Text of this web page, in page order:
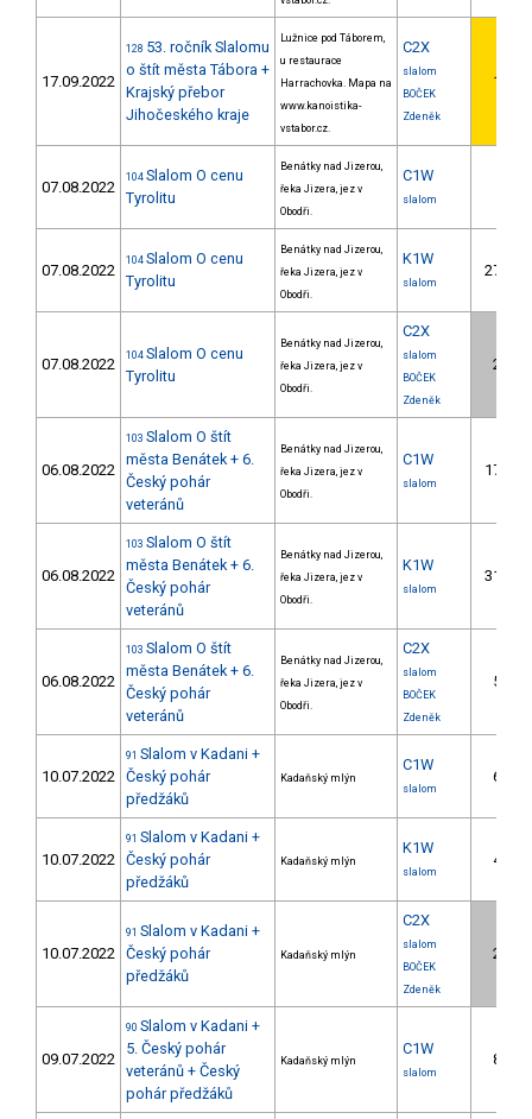
17.09.2022
128 53. ročník Slalomu
o štít města Tábora +
Krajský přebor
Jihočeského kraje
Lužnice pod Táborem,
u restaurace
Harrachovka. Mapa na
www.kanoistika-
vstabor.cz.
C2X
slalom
BOČEK
Zdeněk
1.
07.08.2022
104 Slalom O cenu
Tyrolitu
Benátky nad Jizerou,
řeka Jizera, jez v
Obodři.
C1W
slalom
07.08.2022
104 Slalom O cenu
Tyrolitu
Benátky nad Jizerou,
řeka Jizera, jez v
Obodři.
K1W
slalom
27.
07.08.2022 104 Slalom O cenu
Tyrolitu
Benátky nad Jizerou,
řeka Jizera, jez v
Obodři.
C2X
slalom
BOČEK
Zdeněk
2.
06.08.2022
103 Slalom O štít
města Benátek + 6.
Český pohár
veteránů
Benátky nad Jizerou,
řeka Jizera, jez v
Obodři.
C1W
slalom
17.
06.08.2022
103 Slalom O štít
města Benátek + 6.
Český pohár
veteránů
Benátky nad Jizerou,
řeka Jizera, jez v
Obodři.
K1W
slalom
31.
06.08.2022
103 Slalom O štít
města Benátek + 6.
Český pohár
veteránů
Benátky nad Jizerou,
řeka Jizera, jez v
Obodři.
C2X
slalom
BOČEK
Zdeněk
5.
10.07.2022
91 Slalom v Kadani +
Český pohár
předžáků
Kadaňský mlýn
C1W
slalom
6.
10.07.2022
91 Slalom v Kadani +
Český pohár
předžáků
Kadaňský mlýn
K1W
slalom
4.
10.07.2022
91 Slalom v Kadani +
Český pohár
předžáků
Kadaňský mlýn
C2X
slalom
BOČEK
Zdeněk
2.
09.07.2022
90 Slalom v Kadani +
5. Český pohár
veteránů + Český
pohár předžáků
Kadaňský mlýn
C1W
slalom
8.